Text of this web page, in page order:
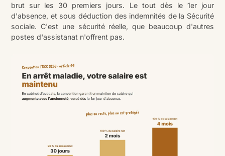
brut sur les 30 premiers jours. Le tout dès le 1er jour
d'absence, et sous déduction des indemnités de la Sécurité
sociale. C'est une sécurité réelle, que beaucoup d'autres
postes d'assistanat n'offrent pas.